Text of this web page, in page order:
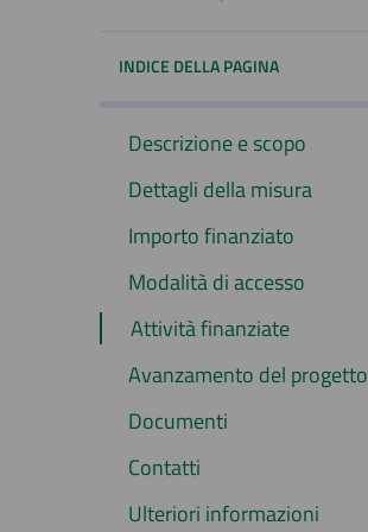
INDICE DELLA PAGINA
Descrizione e scopo
Dettagli della misura
Importo finanziato
Modalità di accesso
Attività finanziate
Avanzamento del progetto
Documenti
Contatti
Ulteriori informazioni